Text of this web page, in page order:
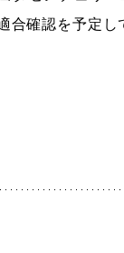
合確認を予定し